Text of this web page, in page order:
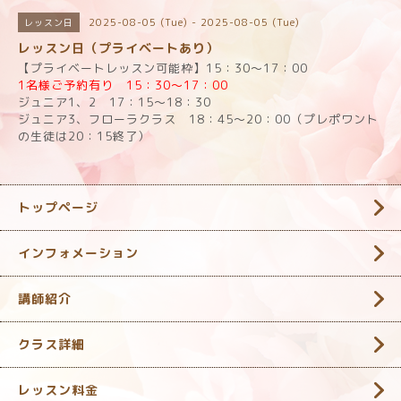
レッスン日 2025-08-05 (Tue) - 2025-08-05 (Tue)
レッスン日（プライベートあり）
【プライベートレッスン可能枠】15：30～17：00
1名様ご予約有り 15：30～17：00
ジュニア1、2 17：15～18：30
ジュニア3、フローラクラス 18：45～20：00（プレポワント
の生徒は20：15終了）
トップページ
インフォメーション
講師紹介
クラス詳細
レッスン料金